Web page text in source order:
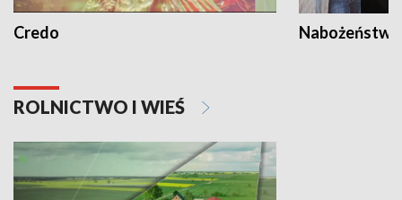
Credo
ROLNICTWO I WIEŚ